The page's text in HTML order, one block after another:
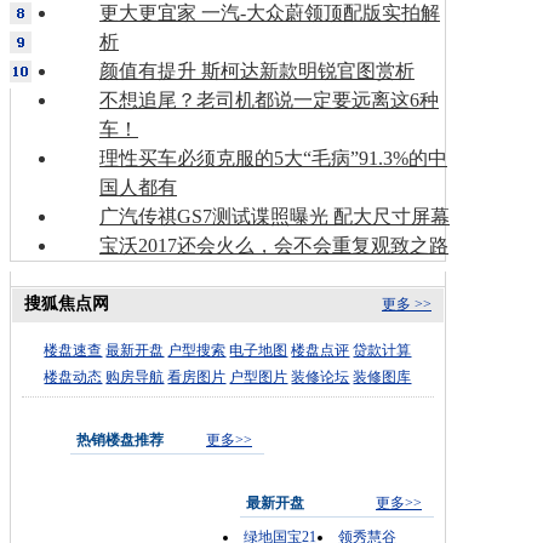
更大更宜家 一汽-大众蔚领顶配版实拍解
析
颜值有提升 斯柯达新款明锐官图赏析
不想追尾？老司机都说一定要远离这6种
车！
理性买车必须克服的5大“毛病”91.3%的中
国人都有
广汽传祺GS7测试谍照曝光 配大尺寸屏幕
宝沃2017还会火么，会不会重复观致之路
更多 >>
搜狐焦点网
楼盘速查 最新开盘 户型搜索 电子地图 楼盘点评 贷款计算
楼盘动态 购房导航 看房图片 户型图片 装修论坛 装修图库
热销楼盘推荐 更多>>
最新开盘
更多>>
绿地国宝21
领秀慧谷